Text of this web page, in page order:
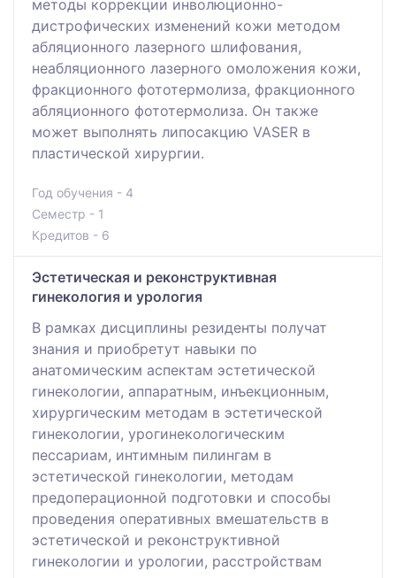
методы коррекции инволюционно-
дистрофических изменений кожи методом
абляционного лазерного шлифования,
неабляционного лазерного омоложения кожи,
фракционного фототермолиза, фракционного
абляционного фототермолиза. Он также
может выполнять липосакцию VASER в
пластической хирургии.
Год обучения - 4
Семестр - 1
Кредитов - 6
Эстетическая и реконструктивная
гинекология и урология
В рамках дисциплины резиденты получат
знания и приобретут навыки по
анатомическим аспектам эстетической
гинекологии, аппаратным, инъекционным,
хирургическим методам в эстетической
гинекологии, урогинекологическим
пессариам, интимным пилингам в
эстетической гинекологии, методам
предоперационной подготовки и способы
проведения оперативных вмешательств в
эстетической и реконструктивной
гинекологии и урологии, расстройствам